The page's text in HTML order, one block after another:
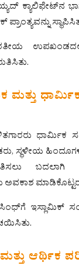
ಕ್ಯಾಲಿಫೇಟ್‌ನ
ಉಪಖಂಡದಲ್ಲಿ
ಮತ್ತು
ಧಾರ್ಮಿಕ
ಸ್ಥಳೀಯ
ಬದಲಾಗಿ
ಇಸ್ಲಾಮಿಕ್
ಮತ್ತು ಆರ್ಥಿಕ